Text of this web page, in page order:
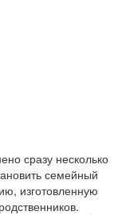
сразу несколько
семейный
изготовленную